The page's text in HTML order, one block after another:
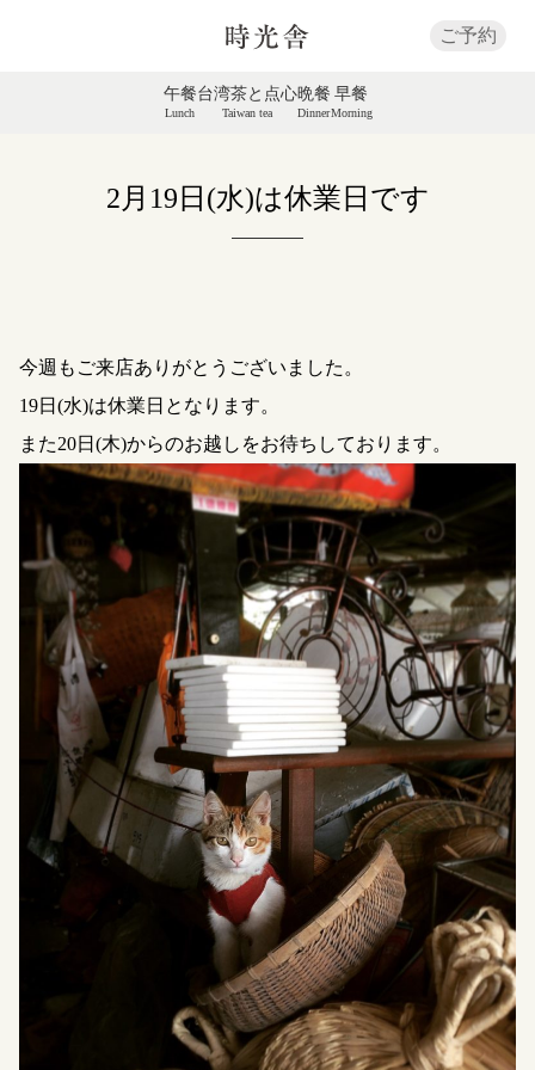
ご予約
午餐
Lunch
台湾茶と点心
Taiwan tea
晩餐
Dinner
早餐
Morning
2月19日(水)は休業日です
今週もご来店ありがとうございました。
19日(水)は休業日となります。
また20日(木)からのお越しをお待ちしております。